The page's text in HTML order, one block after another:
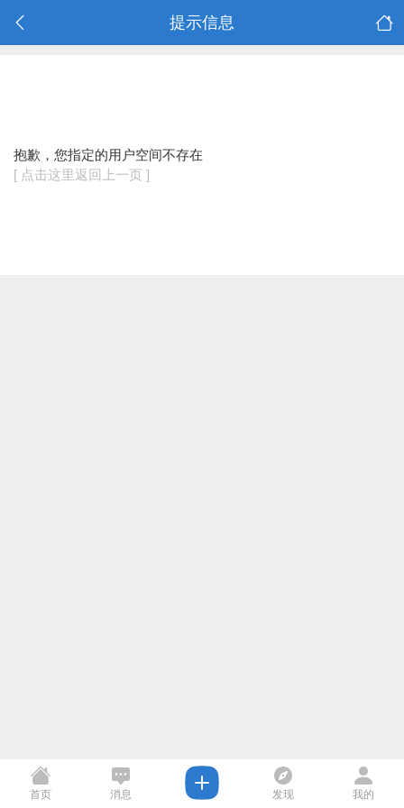
提示信息
抱歉，您指定的用户空间不存在
[ 点击这里返回上一页 ]
首页 消息 发现 我的